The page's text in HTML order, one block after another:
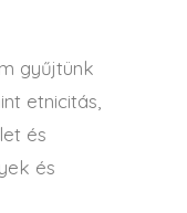
gyűjtünk
etnicitás,
és
és